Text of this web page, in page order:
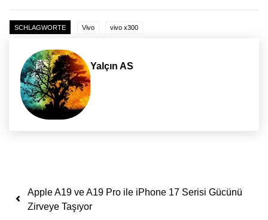
SCHLAGWORTE Vivo vivo x300
Yalçın AS
Yazı dolaşımı
Apple A19 ve A19 Pro ile iPhone 17 Serisi Gücünü
Zirveye Taşıyor